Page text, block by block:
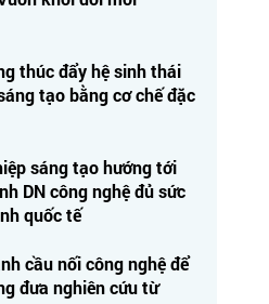
thúc đẩy hệ sinh thái
tạo bằng cơ chế đặc
sáng tạo hướng tới
DN công nghệ đủ sức
quốc tế
cầu nối công nghệ để
đưa nghiên cứu từ